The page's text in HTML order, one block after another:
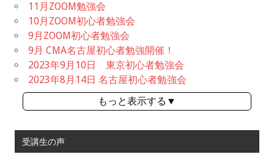
11月ZOOM勉強会
10月ZOOM初心者勉強会
9月ZOOM初心者勉強会
9月 CMA名古屋初心者勉強開催！
2023年9月10日 東京初心者勉強会
2023年8月14日 名古屋初心者勉強会
もっと表示する▼
受講生の声